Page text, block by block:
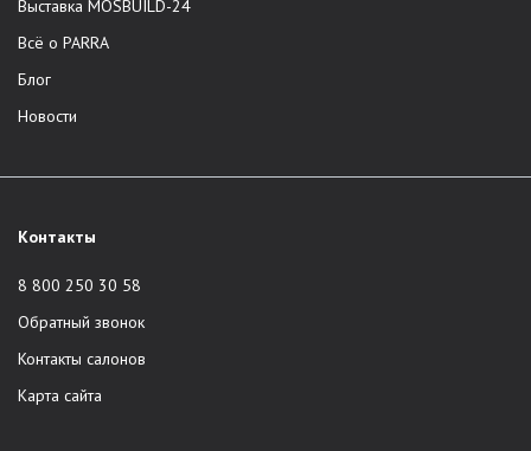
Выставка MOSBUILD-24
Всё о PARRA
Блог
Новости
Контакты
8 800 250 30 58
Обратный звонок
Контакты салонов
Карта сайта